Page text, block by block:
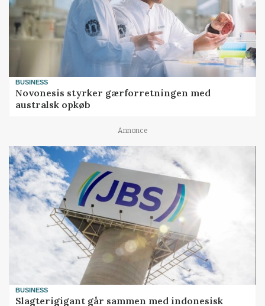
BUSINESS
Novonesis styrker gærforretningen med
australsk opkøb
Annonce
BUSINESS
Slagterigigant går sammen med indonesisk